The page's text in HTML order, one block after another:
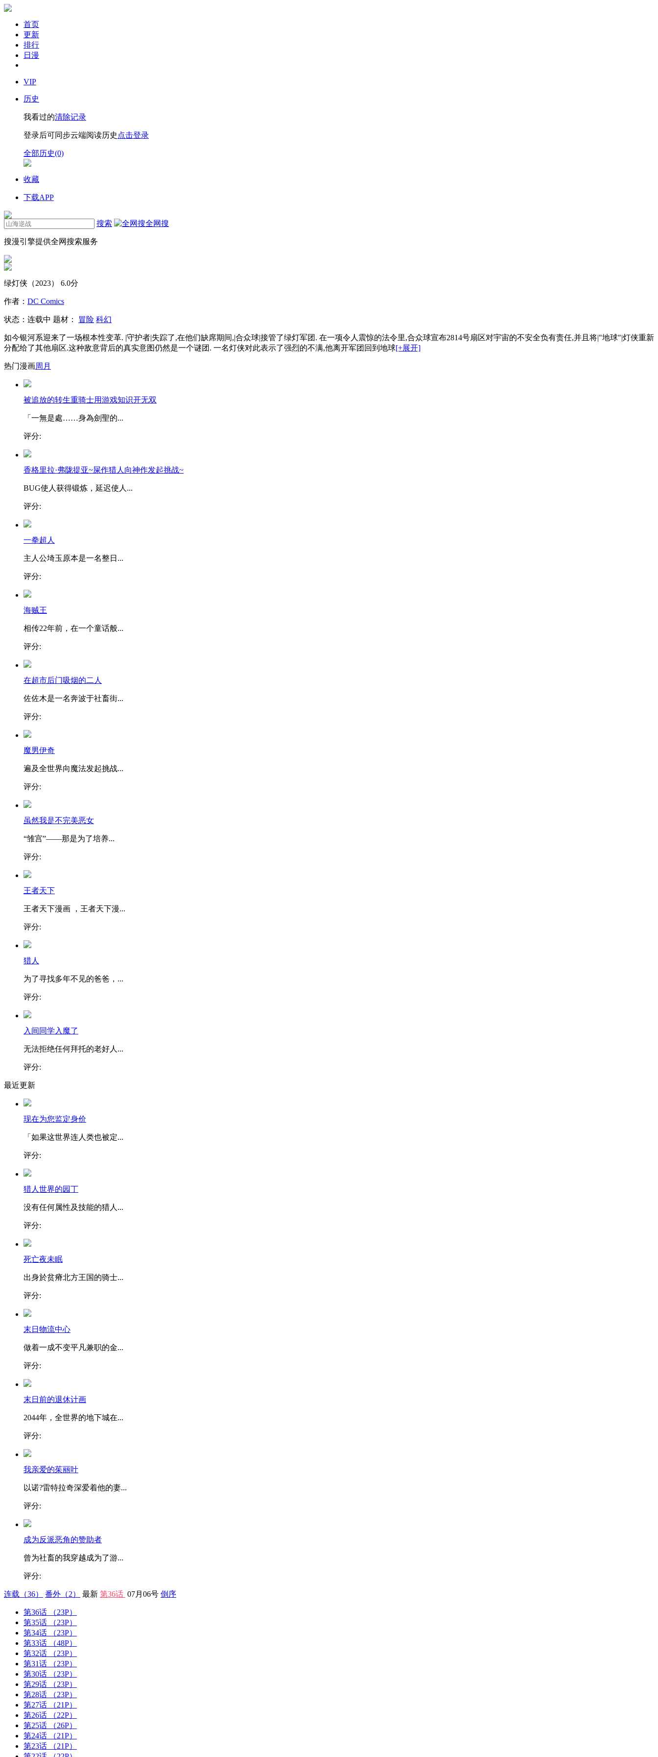
首页
更新
排行
日漫
VIP
历史
我看过的清除记录
登录后可同步云端阅读历史 点击登录
全部历史(0)
收藏
下载APP
搜索 全网搜
搜漫引擎提供全网搜索服务
绿灯侠（2023） 6.0分
作者： DC Comics
状态： 连载中 题材： 冒险 科幻
如今银河系迎来了一场根本性变革. |守护者|失踪了,在他们缺席期间,|合众球|接管了绿灯军团. 在一项令人震惊的法令里,合众球宣布2814号扇区对宇宙的不安全负有责任,并且将|"地球"|灯侠重新
分配给了其他扇区.这种敌意背后的真实意图仍然是一个谜团. 一名灯侠对此表示了强烈的不满,他离开军团回到地球[+展开]
热门漫画周 月
被追放的转生重骑士用游戏知识开无双
「一無是處……身為劍聖的...
评分:
香格里拉·弗陇提亚~屎作猎人向神作发起挑战~
BUG使人获得锻炼，延迟使人...
评分:
一拳超人
主人公埼玉原本是一名整日...
评分:
海贼王
相传22年前，在一个童话般...
评分:
在超市后门吸烟的二人
佐佐木是一名奔波于社畜街...
评分:
魔男伊奇
遍及全世界向魔法发起挑战...
评分:
虽然我是不完美恶女
“雏宫”——那是为了培养...
评分:
王者天下
王者天下漫画 ，王者天下漫...
评分:
猎人
为了寻找多年不见的爸爸，...
评分:
入间同学入魔了
无法拒绝任何拜托的老好人...
评分:
最近更新
现在为您监定身价
「如果这世界连人类也被定...
评分:
猎人世界的园丁
没有任何属性及技能的猎人...
评分:
死亡夜未眠
出身於贫瘠北方王国的骑士...
评分:
末日物流中心
做着一成不变平凡兼职的金...
评分:
末日前的退休计画
2044年，全世界的地下城在...
评分:
我亲爱的茱丽叶
以诺?雷特拉奇深爱着他的妻...
评分:
成为反派恶角的赞助者
曾为社畜的我穿越成为了游...
评分:
连载 （36） 番外 （2） 最新 第36话 07月06号 倒序
第36话
（23P）
第35话
（23P）
第34话
（23P）
第33话
（48P）
第32话
（23P）
第31话
（23P）
第30话
（23P）
第29话
（23P）
第28话
（23P）
第27话
（21P）
第26话
（22P）
第25话
（26P）
第24话
（21P）
第23话
（21P）